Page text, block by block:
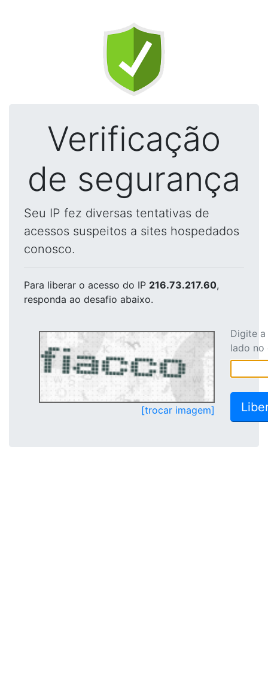
Verificação
de segurança
Seu IP fez diversas tentativas de
acessos suspeitos a sites hospedados
conosco.
Para liberar o acesso do IP 216.73.217.60,
responda ao desafio abaixo.
[trocar imagem]
Digite
lado no